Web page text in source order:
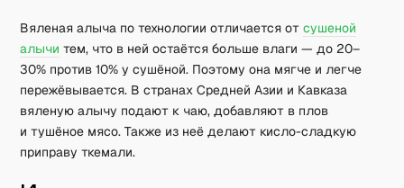
Вяленая алыча по технологии отличается отсушеной
алычи тем, что в ней остаётся больше влаги — до 20–
30% против 10% у сушёной. Поэтому она мягче и легче
пережёвывается. В странах Средней Азии и Кавказа
вяленую алычу подают к чаю, добавляют в плов
и тушёное мясо. Также из неё делают кисло-сладкую
приправу ткемали.